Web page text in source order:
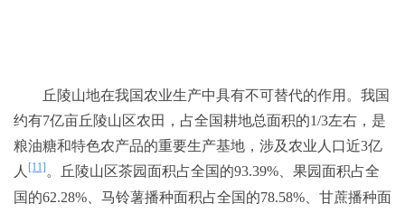
丘陵山地在我国农业生产中具有不可替代的作用。我国
约有7亿亩丘陵山区农田，占全国耕地总面积的1/3左右，是
粮油糖和特色农产品的重要生产基地，涉及农业人口近3亿
人 [11] 。丘陵山区茶园面积占全国的93.39%、果园面积占全
国的62.28%、马铃薯播种面积占全国的78.58%、甘蔗播种面